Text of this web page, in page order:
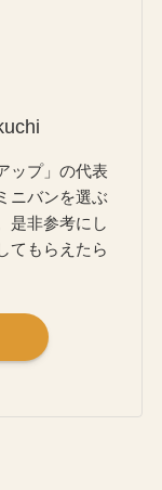
ップ」の代表
ニバンを選ぶ
是非参考にし
てもらえたら